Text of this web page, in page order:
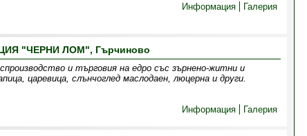
Информация
Галерия
"ЧЕРНИ ЛОМ", Гърчиново
и търговия на едро със зърнено-житни и
царевица, слънчоглед маслодаен, люцерна и други.
Информация
Галерия